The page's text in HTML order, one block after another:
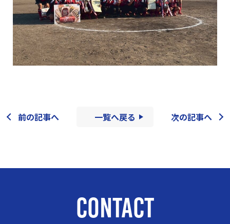
前の記事へ 一覧へ戻る 次の記事へ
CONTACT